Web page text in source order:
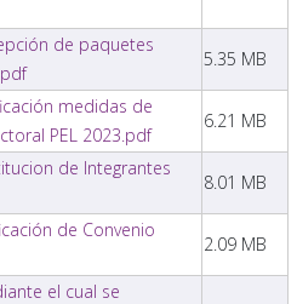
de paquetes
5.35 MB
medidas de
PEL 2023.pdf
6.21 MB
de Integrantes
8.01 MB
de Convenio
2.09 MB
el cual se